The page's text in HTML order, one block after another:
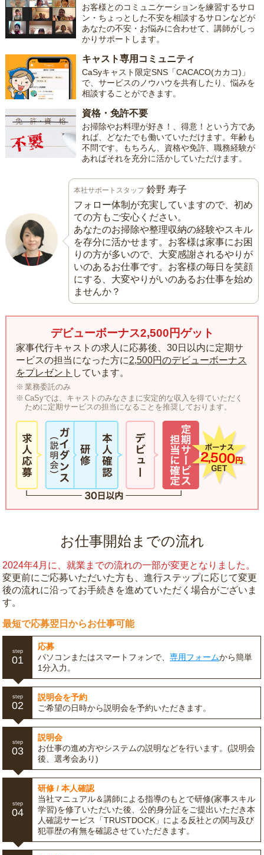
お客様とのコミュニケーションを練習するサロ
ン・ちょっとした不安を相談するサロンなどが
あなたの不安・お悩みに合わせて、講師がしっ
かりサポートします。
キャスト専用コミュニティ
CaSyキャスト限定SNS「CACACO(カカコ)」
で、サービスのノウハウを共有したり、悩みを
相談することができます。
資格・免許不要
お掃除やお料理が好き！、得意！という方であ
れば、どなたでも働いていただけます。年齢も
不問です。もちろん、資格や免許、職務経験が
あればそれを充分に活かしていただけます。
本社サポートスタッフ 鈴野 寿子
フォロー体制が充実していますので、初め
ての方もご安心ください。
あなたのお掃除や整理収納の経験やスキル
を存分に活かせます。お客様は家事にお困
りの方が多いので、大変感謝されるやりが
いのあるお仕事です。お客様の毎日を笑顔
にする、大変やりがいのあるお仕事を始め
ませんか？
デビューボーナス2,500円ゲット
家事代行キャストの求人に応募後、30日以内に定期サ
ービスの担当になった方に2,500円のデビューボーナス
をプレゼント しています。
業務委託のみ
CaSyでは、キャストのみなさまに安定的な収入を得ていただく
ために定期サービスの担当になることを推奨しております。
お仕事開始までの流れ
2024年4月に、就業までの流れの一部が変更となりました。
変更前にご応募いただいた方も、進行ステップに応じて変更
後の流れに沿ってお手続きを進めていただく場合がございま
す。
最短で応募翌日からお仕事可能
step
01
応募
パソコンまたはスマートフォンで、専用フォームから簡単
1分入力。
step
02
説明会を予約
ご希望の日時から説明会を予約いただきます。
step
03
説明会
お仕事の進め方やシステムの説明などを行います。(説明会
後、選考会あり)
step
04
研修 / 本人確認
当社マニュアル＆講師による指導のもとで研修(家事スキル
学習)を修了いただいた後、公的身分証をご提出いただき本
人確認サービス「TRUSTDOCK」による反社との関与及び
犯罪歴の有無を確認させていただきます。